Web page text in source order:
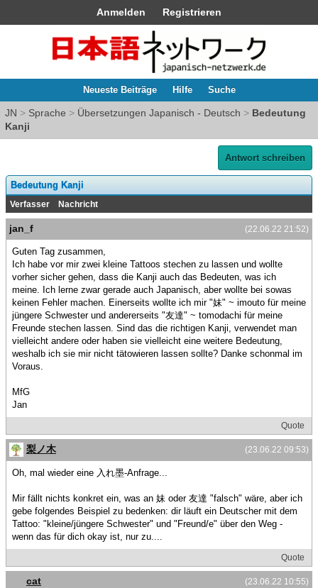
Anmelden Registrieren
Neueste Beiträge Hilfe Suche
JN > Sprache > Übersetzungen Japanisch - Deutsch > Bedeutung
Kanji
Antwort schreiben
Bedeutung Kanji
Verfasser Nachricht
(22.06.22 21:52)
jan_f
Guten Tag zusammen,
Ich habe vor mir zwei kleine Tattoos stechen zu lassen und wollte
vorher sicher gehen, dass die Kanji auch das Bedeuten, was ich
meine. Ich lerne zwar gerade auch Japanisch, aber wollte bei sowas
keinen Fehler machen. Einerseits wollte ich mir "妹" ~ imouto für meine
jüngere Schwester und andererseits "友達" ~ tomodachi für meine
Freunde stechen lassen. Sind das die richtigen Kanji, verwendet man
vielleicht andere oder haben sie vielleicht eine weitere Bedeutung,
weshalb ich sie mir nicht tätowieren lassen sollte? Danke schonmal im
Voraus.
MfG
Jan
Quote
(23.06.22 09:53)
梨ノ木
Oh, mal wieder eine 入れ墨-Anfrage...
Mir fällt nichts konkret ein, was an 妹 oder 友達 "falsch" wäre, aber ich
gebe folgendes Beispiel zu bedenken: dir läuft ein Deutscher mit dem
Tattoo: "kleine/jüngere Schwester" und "Freund/e" über den Weg -
wenn das für dich okay ist, nur zu....
Quote
(23.06.22 10:55)
cat